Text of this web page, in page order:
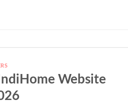
Website